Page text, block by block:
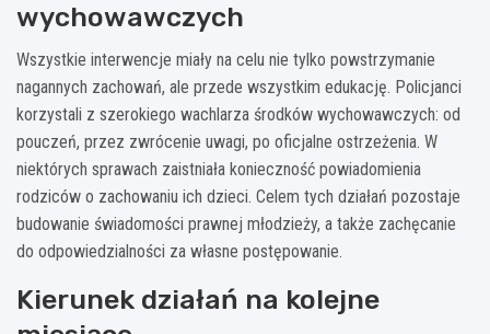
wychowawczych
Wszystkie interwencje miały na celu nie tylko powstrzymanie
nagannych zachowań, ale przede wszystkim edukację. Policjanci
korzystali z szerokiego wachlarza środków wychowawczych: od
pouczeń, przez zwrócenie uwagi, po oficjalne ostrzeżenia. W
niektórych sprawach zaistniała konieczność powiadomienia
rodziców o zachowaniu ich dzieci. Celem tych działań pozostaje
budowanie świadomości prawnej młodzieży, a także zachęcanie
do odpowiedzialności za własne postępowanie.
Kierunek działań na kolejne